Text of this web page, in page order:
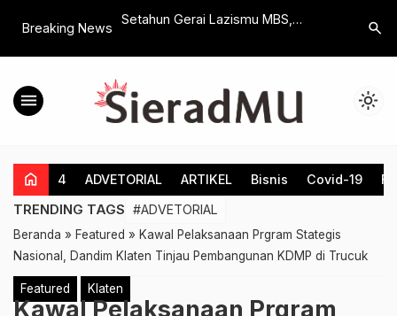
Breaking News
Edukasi
Sosial
Tanam Padi Serentak di Klaten,
Daerah Ikut Menjaga Stabilitas
Produksi Pangan di Daerahnya
Market
search
menu light_mode
home 4 ADVETORIAL ARTIKEL Bisnis Covid-19
TRENDING TAGS #ADVETORIAL
Beranda » Featured » Kawal Pelaksanaan Prgram Stategis
Nasional, Dandim Klaten Tinjau Pembangunan KDMP di Trucuk
Featured Klaten
Kawal Pelaksanaan Prgram